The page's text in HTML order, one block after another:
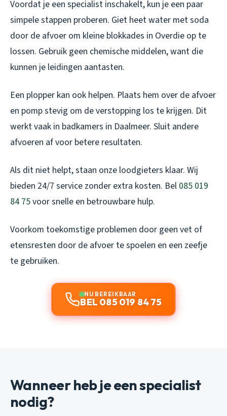
Voordat je een specialist inschakelt, kun je een paar
simpele stappen proberen. Giet heet water met soda
door de afvoer om kleine blokkades in Overdie op te
lossen. Gebruik geen chemische middelen, want die
kunnen je leidingen aantasten.
Een plopper kan ook helpen. Plaats hem over de afvoer
en pomp stevig om de verstopping los te krijgen. Dit
werkt vaak in badkamers in Daalmeer. Sluit andere
afvoeren af voor betere resultaten.
Als dit niet helpt, staan onze loodgieters klaar. Wij
bieden 24/7 service zonder extra kosten. Bel 085 019
84 75voor snelle en betrouwbare hulp.
Voorkom toekomstige problemen door geen vet of
etensresten door de afvoer te spoelen en een zeefje
te gebruiken.
NU BEREIKBAAR
BEL 085 019 84 75
Wanneer heb je een specialist
nodig?